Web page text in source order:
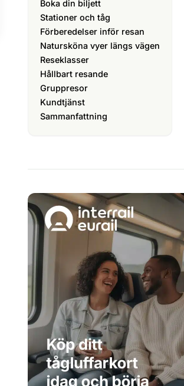
Boka din biljett
Stationer och tåg
Förberedelser inför resan
Natursköna vyer längs vägen
Reseklasser
Hållbart resande
Gruppresor
Kundtjänst
Sammanfattning